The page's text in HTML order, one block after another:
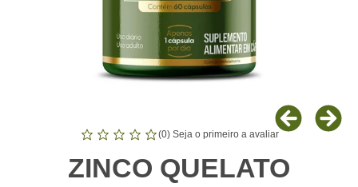
(0) Seja o primeiro a avaliar
ZINCO QUELATO